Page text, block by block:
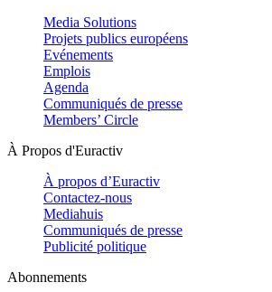
Media Solutions
Projets publics européens
Evénements
Emplois
Agenda
Communiqués de presse
Members’ Circle
À Propos d'Euractiv
À propos d’Euractiv
Contactez-nous
Mediahuis
Communiqués de presse
Publicité politique
Abonnements